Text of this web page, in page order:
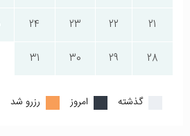
21
22
23
24
28
29
30
31
گذشته امروز رزرو شد